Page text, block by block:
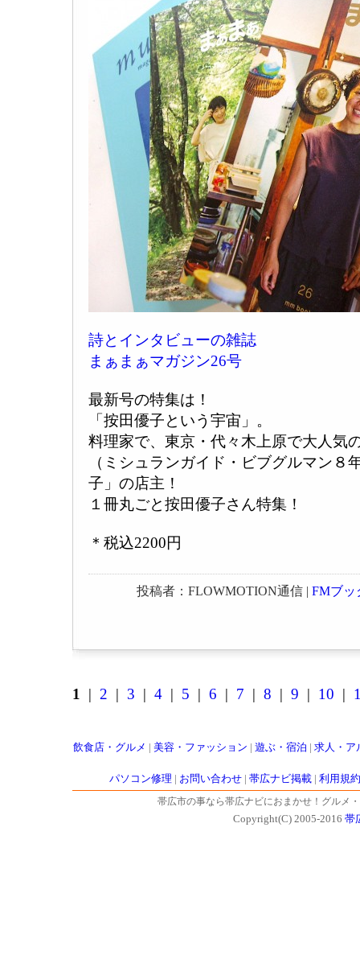
詩とインタビューの雑誌
まぁまぁマガジン26号
最新号の特集は！
「按田優子という宇宙」。
料理家で、東京・代々木上原で大人気
（ミシュランガイド・ビブグルマン８
子」の店主！
１冊丸ごと按田優子さん特集！
＊税込2200円
投稿者：FLOWMOTION通信 | FMブッ
1 | 2 | 3 | 4 | 5 | 6 | 7 | 8 | 9 | 10 |
飲食店・グルメ 美容・ファッション 遊ぶ・宿泊 求人・ア
パソコン修理 お問い合わせ| 帯広ナビ掲載| 利用規約
帯広市の事なら帯広ナビにおまかせ！グルメ
Copyright(C) 2005-2016 帯